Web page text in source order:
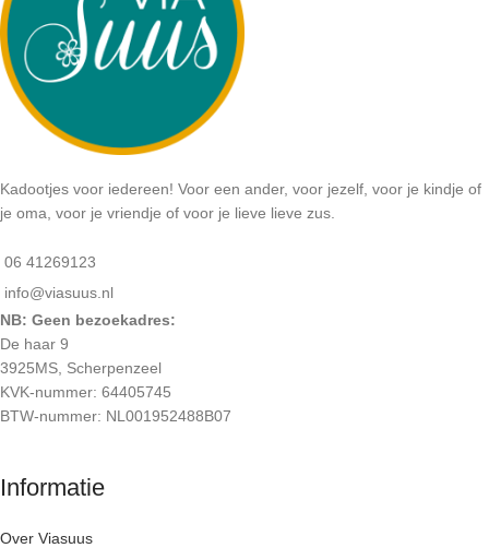
Kadootjes voor iedereen! Voor een ander, voor jezelf, voor je kindje of
je oma, voor je vriendje of voor je lieve lieve zus.
06 41269123
info@viasuus.nl
NB: Geen bezoekadres:
De haar 9
3925MS, Scherpenzeel
KVK-nummer: 64405745
BTW-nummer: NL001952488B07
Informatie
Over Viasuus